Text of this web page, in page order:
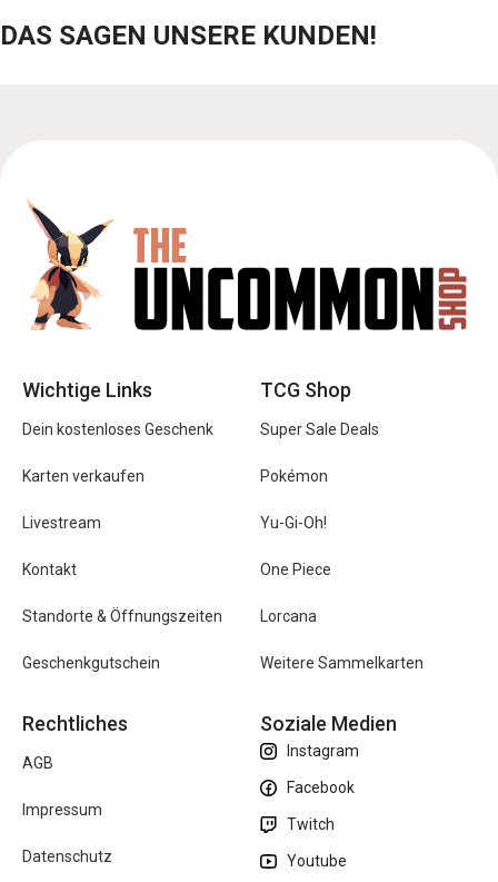
DAS SAGEN UNSERE KUNDEN!
Wichtige Links
Dein kostenloses Geschenk
Karten verkaufen
Livestream
Kontakt
Standorte & Öffnungszeiten
Geschenkgutschein
TCG Shop
Super Sale Deals
Pokémon
Yu-Gi-Oh!
One Piece
Lorcana
Weitere Sammelkarten
Rechtliches
AGB
Impressum
Datenschutz
Soziale Medien
Instagram
Facebook
Twitch
Youtube